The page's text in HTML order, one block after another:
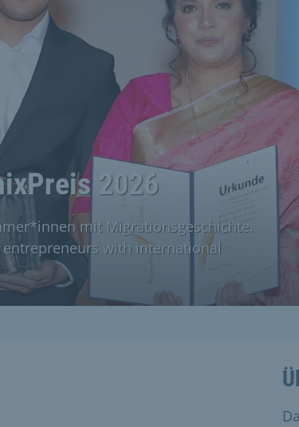
2026
mit Migrationsgeschichte.
with international